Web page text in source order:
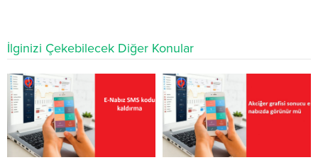
İlginizi Çekebilecek Diğer Konular